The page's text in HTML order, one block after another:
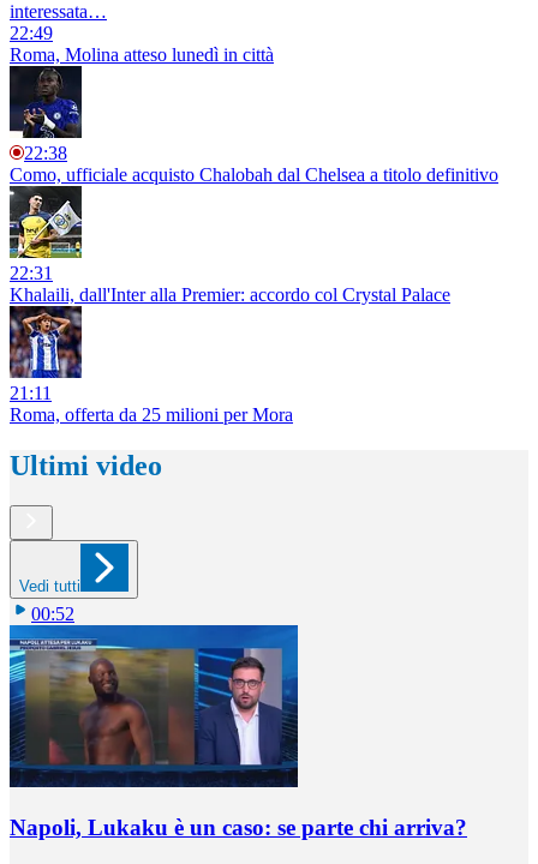
interessata…
22:49
Roma, Molina atteso lunedì in città
22:38
Como, ufficiale acquisto Chalobah dal Chelsea a titolo definitivo
22:31
Khalaili, dall'Inter alla Premier: accordo col Crystal Palace
21:11
Roma, offerta da 25 milioni per Mora
Ultimi video
Vedi tutti
00:52
Napoli, Lukaku è un caso: se parte chi arriva?